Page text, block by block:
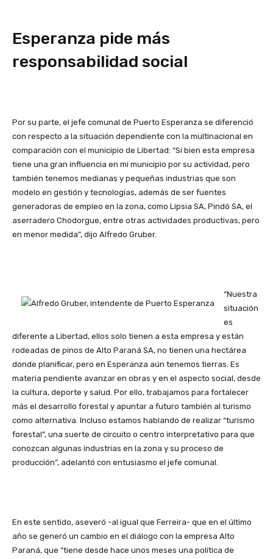
Esperanza pide más
responsabilidad social
Por su parte, el jefe comunal de Puerto Esperanza se diferenció
con respecto a la situación dependiente con la multinacional en
comparación con el municipio de Libertad: “Si bien esta empresa
tiene una gran influencia en mi municipio por su actividad, pero
también tenemos medianas y pequeñas industrias que son
modelo en gestión y tecnologías, además de ser fuentes
generadoras de empleo en la zona, como Lipsia SA, Pindó SA, el
aserradero Chodorgue, entre otras actividades productivas, pero
en menor medida”, dijo Alfredo Gruber.
“Nuestra
situación
es
diferente a Libertad, ellos solo tienen a esta empresa y están
rodeadas de pinos de Alto Paraná SA, no tienen una hectárea
donde planificar, pero en Esperanza aún tenemos tierras. Es
materia pendiente avanzar en obras y en el aspecto social, desde
la cultura, deporte y salud. Por ello, trabajamos para fortalecer
más el desarrollo forestal y apuntar a futuro también al turismo
como alternativa. Incluso estamos hablando de realizar “turismo
forestal”, una suerte de circuito o centro interpretativo para que
conozcan algunas industrias en la zona y su proceso de
producción”, adelantó con entusiasmo el jefe comunal.
En este sentido, aseveró -al igual que Ferreira- que en el último
año se generó un cambio en el diálogo con la empresa Alto
Paraná, que “tiene desde hace unos meses una política de